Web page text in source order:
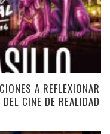
A REFLEXIONAR
CINE DE REALIDAD